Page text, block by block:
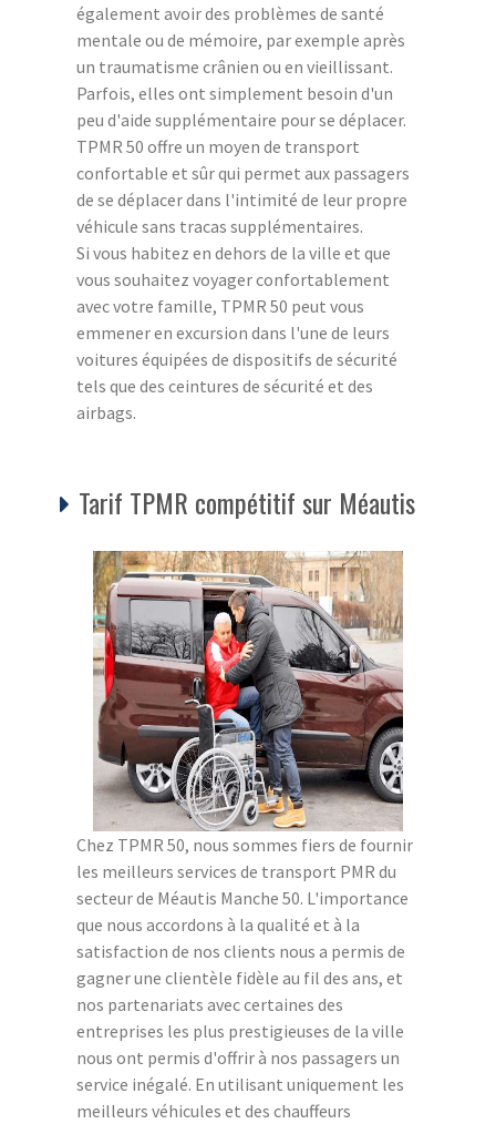
également avoir des problèmes de santé
mentale ou de mémoire, par exemple après
un traumatisme crânien ou en vieillissant.
Parfois, elles ont simplement besoin d'un
peu d'aide supplémentaire pour se déplacer.
TPMR 50 offre un moyen de transport
confortable et sûr qui permet aux passagers
de se déplacer dans l'intimité de leur propre
véhicule sans tracas supplémentaires.
Si vous habitez en dehors de la ville et que
vous souhaitez voyager confortablement
avec votre famille, TPMR 50 peut vous
emmener en excursion dans l'une de leurs
voitures équipées de dispositifs de sécurité
tels que des ceintures de sécurité et des
airbags.
Tarif TPMR compétitif sur Méautis
Chez TPMR 50, nous sommes fiers de fournir
les meilleurs services de transport PMR du
secteur de Méautis Manche 50. L'importance
que nous accordons à la qualité et à la
satisfaction de nos clients nous a permis de
gagner une clientèle fidèle au fil des ans, et
nos partenariats avec certaines des
entreprises les plus prestigieuses de la ville
nous ont permis d'offrir à nos passagers un
service inégalé. En utilisant uniquement les
meilleurs véhicules et des chauffeurs